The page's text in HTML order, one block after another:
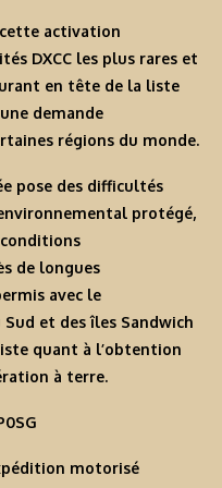
activation
DXCC les plus rares et
en tête de la liste
demande
régions du monde.
pose des difficultés
protégé,
de longues
avec le
et des îles Sandwich
quant à l’obtention
à terre.
motorisé